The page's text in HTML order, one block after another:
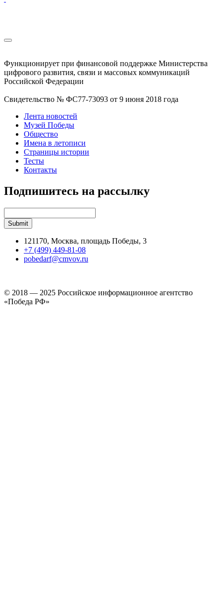
Функционирует при финансовой поддержке Министерства
цифрового развития, связи и массовых коммуникаций
Российской Федерации
Свидетельство № ФС77-73093 от 9 июня 2018 года
Лента новостей
Музей Победы
Общество
Имена в летописи
Страницы истории
Тесты
Контакты
Подпишитесь на рассылку
121170, Москва, площадь Победы, 3
+7 (499) 449-81-08
pobedarf@cmvov.ru
© 2018 — 2025 Российское информационное агентство
«Победа РФ»